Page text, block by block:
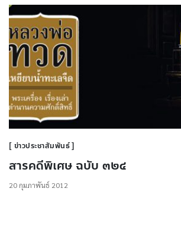
ข่าวประชาสัมพันธ์
สารคดีพิเศษ ฉบับ ๓๒๔
20 กุมภาพันธ์ 2012